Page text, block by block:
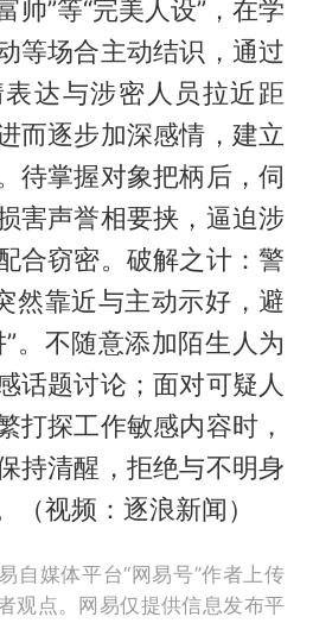
帅”等“完美人设”，在学
等场合主动结识，通过
达与涉密人员拉近距
而逐步加深感情，建立
待掌握对象把柄后，伺
害声誉相要挟，逼迫涉
合窃密。破解之计：警
然靠近与主动示好，避
。不随意添加陌生人为
话题讨论；面对可疑人
打探工作敏感内容时，
持清醒，拒绝与不明身
（视频：逐浪新闻）
自媒体平台“网易号”作者上传
观点。网易仅提供信息发布平